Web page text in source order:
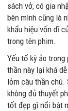
sách vở, cô gia
bên mình cũng là
khẩu hiệu vốn dĩ
trong tên phim.
Yếu tố kỳ ảo trong
thần này lại khá
lỏm câu thần chú.
không đủ thuyết
tốt đẹp gì nổi bật